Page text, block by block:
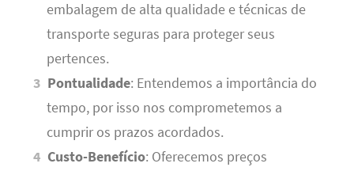
embalagem de alta qualidade e técnicas de
transporte seguras para proteger seus
pertences.
Pontualidade: Entendemos a importância do
tempo, por isso nos comprometemos a
cumprir os prazos acordados.
Custo-Benefício: Oferecemos preços